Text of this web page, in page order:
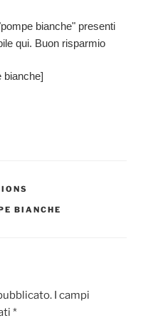
bianche" presenti
qui. Buon risparmio
bianche]
BIANCHE
I campi
*